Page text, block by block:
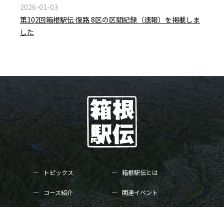
2026-01-03
第102回箱根駅伝 復路 8区の区間記録（速報）を掲載しま
した
トピックス 箱根駅伝とは
コース紹介 関連イベント